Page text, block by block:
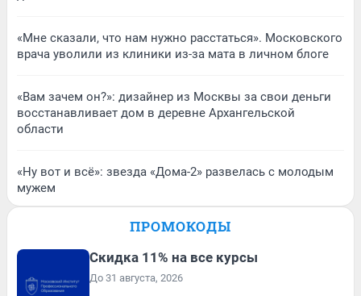
«Мне сказали, что нам нужно расстаться». Московского
врача уволили из клиники из-за мата в личном блоге
«Вам зачем он?»: дизайнер из Москвы за свои деньги
восстанавливает дом в деревне Архангельской
области
«Ну вот и всё»: звезда «Дома-2» развелась с молодым
мужем
ПРОМОКОДЫ
Скидка 11% на все курсы
До 31 августа, 2026